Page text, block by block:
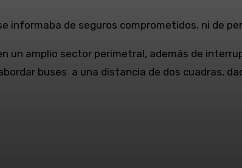
informaba de seguros comprometidos, ni de
un amplio sector perimetral, además de
buses a una distancia de dos cuadras,